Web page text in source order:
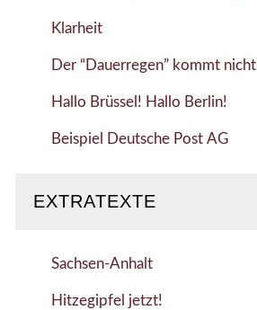
Klarheit
Der “Dauerregen” kommt nicht
Hallo Brüssel! Hallo Berlin!
Beispiel Deutsche Post AG
EXTRATEXTE
Sachsen-Anhalt
Hitzegipfel jetzt!